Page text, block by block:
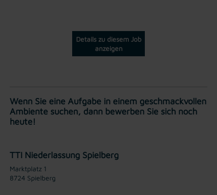
Details zu diesem Job
anzeigen
Wenn Sie eine Aufgabe in einem geschmackvollen
Ambiente suchen, dann bewerben Sie sich noch
heute!
TTI Niederlassung Spielberg
Marktplatz 1
8724 Spielberg